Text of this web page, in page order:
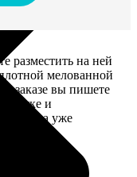
разместить на ней
мелованной
заказе вы пишете
и
уже